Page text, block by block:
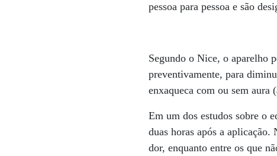
pessoa para pessoa e são
Segundo o Nice, o aparelho
preventivamente, para
enxaqueca com ou sem aura
Em um dos estudos sobre o
duas horas após a
dor, enquanto entre os que